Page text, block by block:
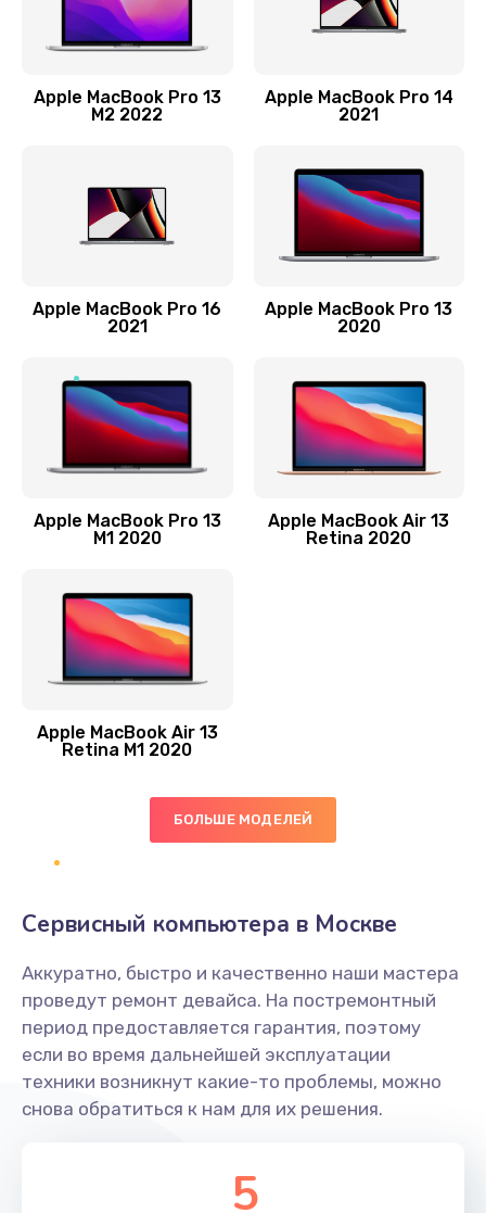
Замена блока питания
2900 руб.
Ремонт блока управления
Замена лампы подсветки
Прошивка блока управления
1000 руб.
Замена платы управления
Ремонт гироскопа
750 руб.
Ремонт микрофона
450 руб.
Заказать
Ремонт GPS-модуля
650 руб.
Ремонт динамика
Apple MacBook Pro 13
M2 2022
Apple MacBook Pro 14
2021
Apple MacBook Pro 16
2021
Apple MacBook Pro 13
2020
Apple MacBook Pro 13
M1 2020
Apple MacBook Air 13
Retina 2020
Apple MacBook Air 13
Retina M1 2020
БОЛЬШЕ МОДЕЛЕЙ
Сервисный компьютера в Москве
Аккуратно, быстро и качественно наши мастера
проведут ремонт девайса. На постремонтный
период предоставляется гарантия, поэтому
если во время дальнейшей эксплуатации
техники возникнут какие-то проблемы, можно
снова обратиться к нам для их решения.
5